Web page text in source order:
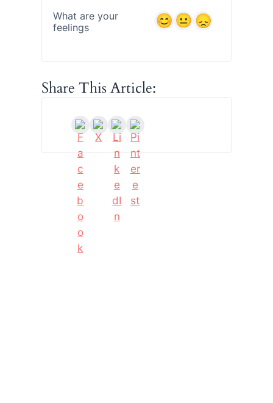
What are your
feelings
Share This Article: